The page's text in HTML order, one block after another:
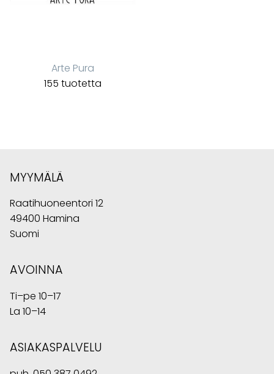
Arte Pura
155 tuotetta
MYYMÄLÄ
Raatihuoneentori 12
49400 Hamina
Suomi
AVOINNA
Ti–pe 10–17
La 10–14
ASIAKASPALVELU